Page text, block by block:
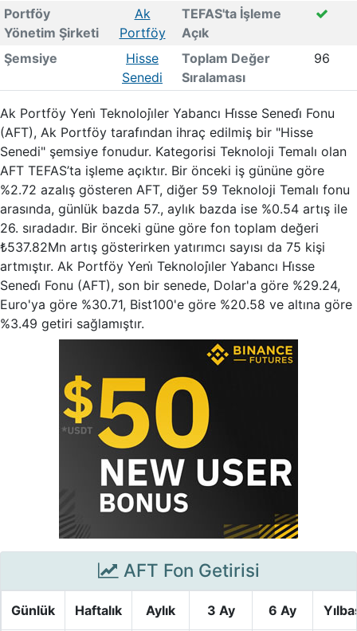
Portföy
Yönetim Şirketi
Ak
Portföy
TEFAS'ta İşleme
Açık
Şemsiye
Hisse
Senedi
Toplam Değer
Sıralaması
96
Ak Portföy Yeni̇ Teknoloji̇ler Yabancı Hi̇sse Senedi̇ Fonu
(AFT), Ak Portföy tarafından ihraç edilmiş bir "Hisse
Senedi" şemsiye fonudur. Kategorisi Teknoloji Temalı olan
AFT TEFAS’ta işleme açıktır. Bir önceki iş gününe göre
%2.72 azalış gösteren AFT, diğer 59 Teknoloji Temalı fonu
arasında, günlük bazda 57., aylık bazda ise %0.54 artış ile
26. sıradadır. Bir önceki güne göre fon toplam değeri
₺537.82Mn artış gösterirken yatırımcı sayısı da 75 kişi
artmıştır. Ak Portföy Yeni̇ Teknoloji̇ler Yabancı Hi̇sse
Senedi̇ Fonu (AFT), son bir senede, Dolar'a göre %29.24,
Euro'ya göre %30.71, Bist100'e göre %20.58 ve altına göre
%3.49 getiri sağlamıştır.
AFT Fon Getirisi
Günlük Haftalık Aylık 3 Ay 6 Ay